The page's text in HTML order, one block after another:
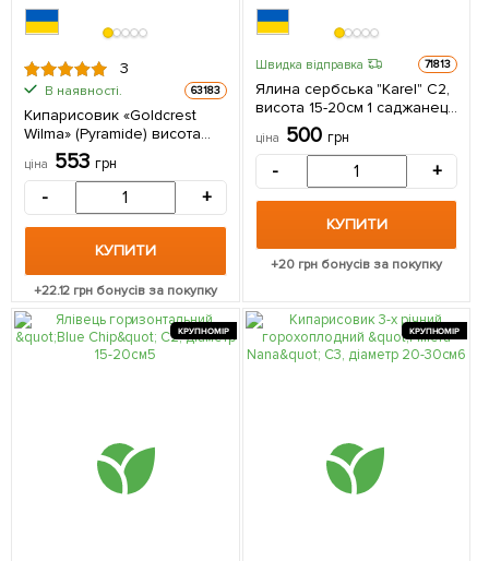
3
В наявності. 63183
Кипарисовик «Goldcrest
Wilma» (Pyramide) висота
30-45см 1 саджанець в
упаковці (кімнатний)
ціна 553 грн
- +
КУПИТИ
+22.12 грн бонусів за покупку
Швидка відправка 71813
Ялина сербська "Karel" С2,
висота 15-20см 1 саджанець
в упаковці
ціна 500 грн
- +
КУПИТИ
+20 грн бонусів за покупку
КРУПНОМІР КРУПНОМІР